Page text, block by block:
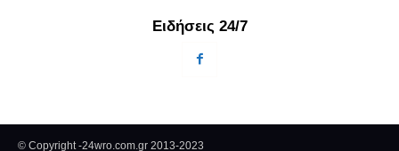
Ειδήσεις 24/7
© Copyright -24wro.com.gr 2013-2023